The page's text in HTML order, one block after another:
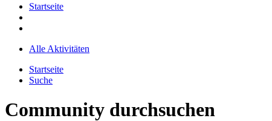
Startseite
Alle Aktivitäten
Startseite
Suche
Community durchsuchen